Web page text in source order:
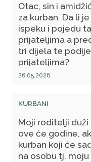
Otac, sin i
za kurban. Da li
ispeku i pojedu
prijateljima a
tri dijela te
prijateljima?
26.05.2026.
KURBANI
Moji roditelji duži
ove će godine,
kurban koji će
na osobu tj.